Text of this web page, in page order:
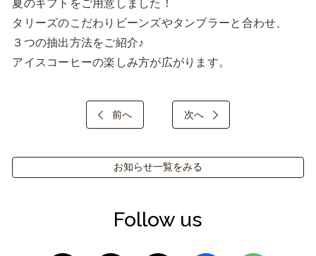
夏のギフトをご用意しました！
タリーズのこだわりビーンズやタンブラーと合わせ、
３つの抽出方法をご紹介♪
アイスコーヒーの楽しみ方が広がります。
前へ 次へ
お知らせ一覧をみる
Follow us